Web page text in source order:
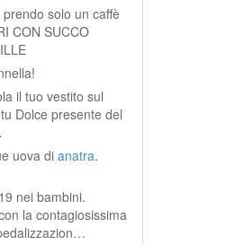
solo un caffè
CON SUCCO
il tuo vestito sul
Dolce presente del
uova dianatra.
nei bambini.
la contagiosissima